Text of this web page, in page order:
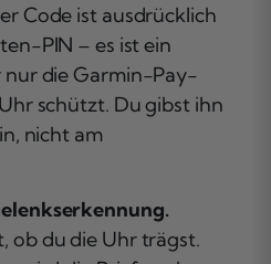
Code ist ausdrücklich
PIN – es ist ein
nur die Garmin-Pay-
schützt. Du gibst ihn
nicht am
ob du die Uhr trägst.